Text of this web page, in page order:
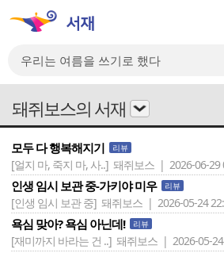
돼쥐보스의 서재
모두 다 행복해지기 리뷰
[얼지 마, 죽지 마, 사..] 돼쥐보스 | 2026-06-29
인생 임시 보관 중-가키야 미우 리뷰
[인생 임시 보관 중] 돼쥐보스 | 2026-05-24
욕심 맞아? 욕심 아닌데! 리뷰
[재미까지 바라는 건 ..] 돼쥐보스 | 2026-05-24